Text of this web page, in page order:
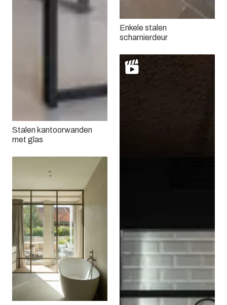
Stalen kantoorwanden
met glas
Enkele stalen
scharnierdeur